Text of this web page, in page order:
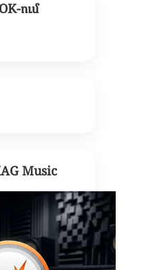
ում
Music